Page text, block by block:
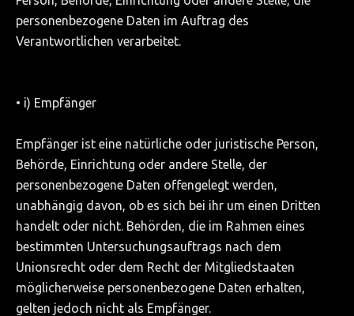
personenbezogene Daten im Auftrag des
Verantwortlichen verarbeitet.
• i) Empfänger
Empfänger ist eine natürliche oder juristische Person,
Behörde, Einrichtung oder andere Stelle, der
personenbezogene Daten offengelegt werden,
unabhängig davon, ob es sich bei ihr um einen Dritten
handelt oder nicht. Behörden, die im Rahmen eines
bestimmten Untersuchungsauftrags nach dem
Unionsrecht oder dem Recht der Mitgliedstaaten
möglicherweise personenbezogene Daten erhalten,
gelten jedoch nicht als Empfänger.